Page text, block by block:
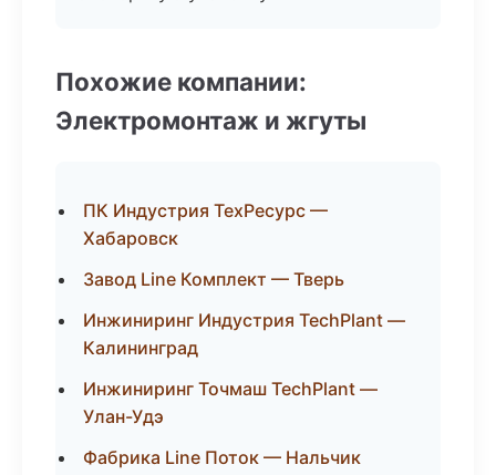
Похожие компании:
Электромонтаж и жгуты
ПК Индустрия ТехРесурс —
Хабаровск
Завод Line Комплект — Тверь
Инжиниринг Индустрия TechPlant —
Калининград
Инжиниринг Точмаш TechPlant —
Улан-Удэ
Фабрика Line Поток — Нальчик